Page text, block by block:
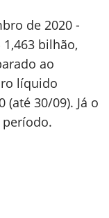
de 2020 -
bilhão,
ao
líquido
30/09). Já o